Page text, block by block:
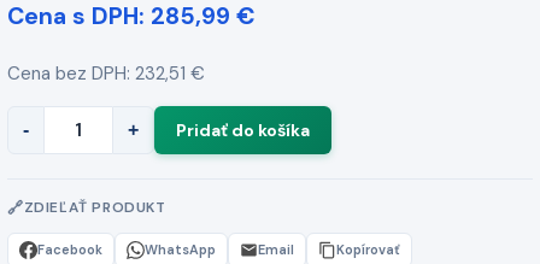
Cena s DPH: 285,99 €
Cena bez DPH: 232,51 €
- +
ZDIEĽAŤ PRODUKT
Facebook WhatsApp Email Kopírovať